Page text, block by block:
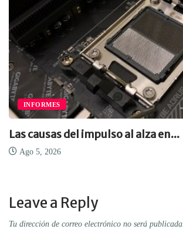
INFORMES
Las causas del impulso al alza en...
Ago 5, 2026
Leave a Reply
Tu dirección de correo electrónico no será publicada.